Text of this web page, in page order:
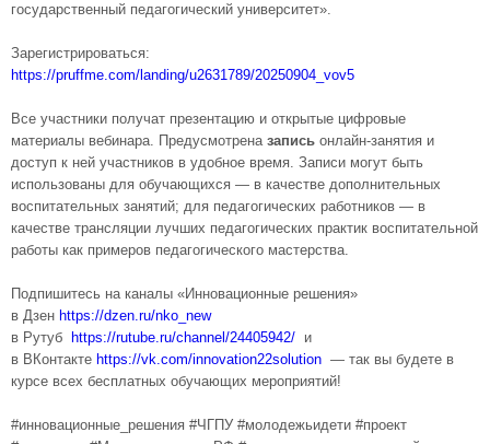
государственный педагогический университет».
Зарегистрироваться:
https://pruffme.com/landing/u2631789/20250904_vov5
Все участники получат презентацию и открытые цифровые
материалы вебинара. Предусмотрена запись онлайн-занятия и
доступ к ней участников в удобное время. Записи могут быть
использованы для обучающихся — в качестве дополнительных
воспитательных занятий; для педагогических работников — в
качестве трансляции лучших педагогических практик воспитательной
работы как примеров педагогического мастерства.
Подпишитесь на каналы «Инновационные решения»
в Дзен https://dzen.ru/nko_new
в Рутуб
https://rutube.ru/channel/24405942/ и
в ВКонтакте https://vk.com/innovation22solution — так вы будете в
курсе всех бесплатных обучающих мероприятий!
#инновационные_решения #ЧГПУ #молодежьидети #проект